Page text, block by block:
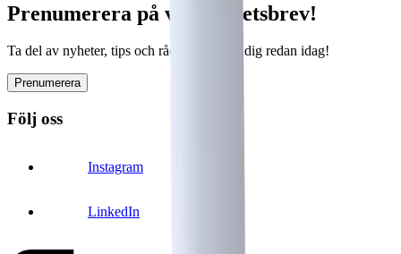
Prenumerera på vårt nyhetsbrev!
Ta del av nyheter, tips och råd. Registrera dig redan idag!
Prenumerera
Följ oss
Instagram
LinkedIn